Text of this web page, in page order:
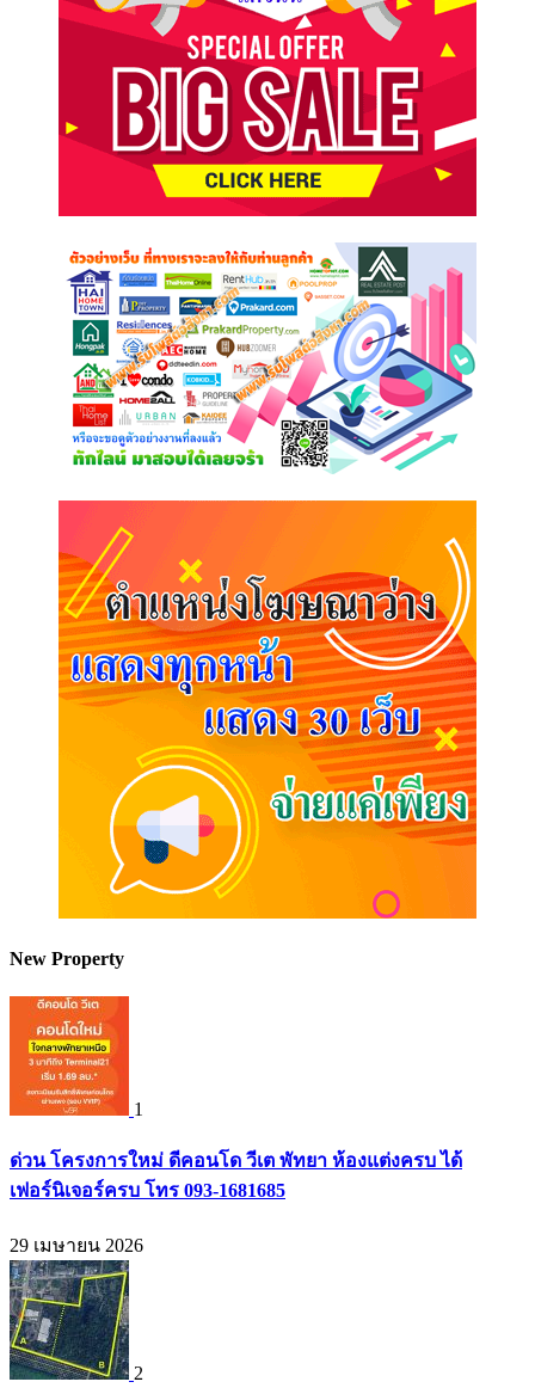
New Property
1
ด่วน โครงการใหม่ ดีคอนโด วีเต พัทยา ห้องแต่งครบ ได้
เฟอร์นิเจอร์ครบ โทร 093-1681685
29 เมษายน 2026
2